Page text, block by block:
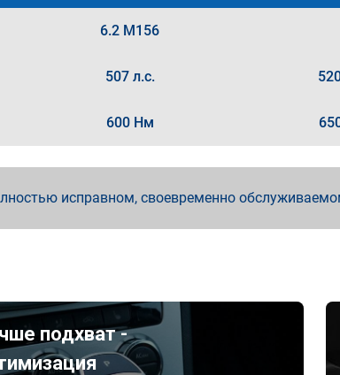
6.2 M156
507 л.с.
600 Нм
исправном, своевременно
подхват -